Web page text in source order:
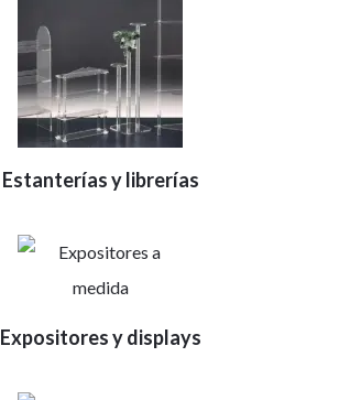
Estanterías y librerías
Expositores y displays